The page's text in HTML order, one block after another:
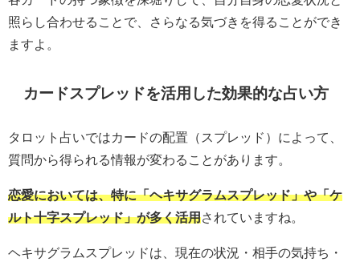
照らし合わせることで、さらなる気づきを得ることができ
ますよ。
カードスプレッドを活用した効果的な占い方
タロット占いではカードの配置（スプレッド）によって、
質問から得られる情報が変わることがあります。
恋愛においては、特に「ヘキサグラムスプレッド」や「ケ
ルト十字スプレッド」が多く活用されていますね。
ヘキサグラムスプレッドは、現在の状況・相手の気持ち・